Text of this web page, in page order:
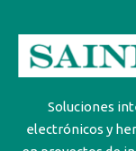
Soluciones
electrónicos y